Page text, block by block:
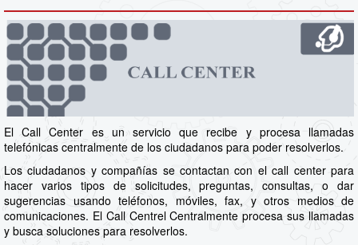
El Call Center es un servicio que recibe y procesa llamadas
telefónicas centralmente de los ciudadanos para poder resolverlos.
Los ciudadanos y compañías se contactan con el call center para
hacer varios tipos de solicitudes, preguntas, consultas, o dar
sugerencias usando teléfonos, móviles, fax, y otros medios de
comunicaciones. El Call Centrel Centralmente procesa sus llamadas
y busca soluciones para resolverlos.